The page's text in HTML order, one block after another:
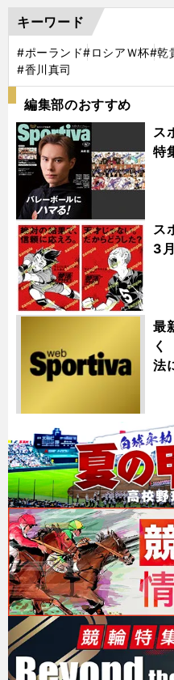
キーワード
#ポーランド#ロシアＷ杯#乾
#香川真司
編集部のおすすめ
ス
特
ス
3
最
く
法